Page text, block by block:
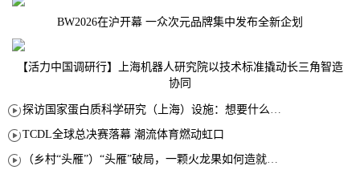
BW2026在沪开幕 一众次元品牌集中发布全新企划
【活力中国调研行】上海机器人研究院以技术标准撬动长三角智造
协同
TCDL全球总决赛落幕 潮流体育燃动虹口